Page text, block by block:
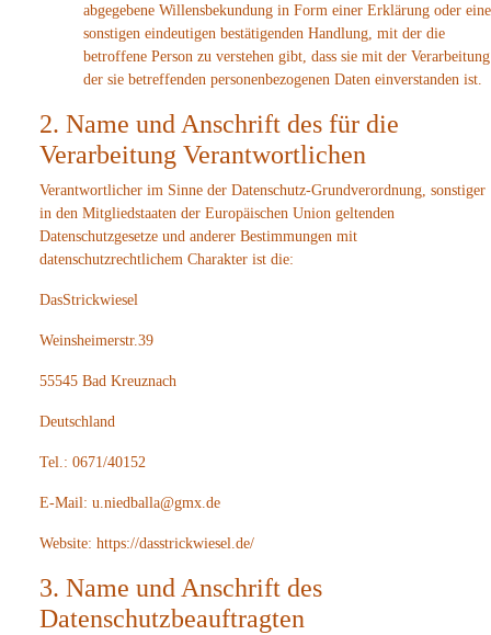
abgegebene Willensbekundung in Form einer Erklärung oder
sonstigen eindeutigen bestätigenden Handlung, mit der die
betroffene Person zu verstehen gibt, dass sie mit der Verarbeitung
der sie betreffenden personenbezogenen Daten einverstanden ist.
2. Name und Anschrift des für die
Verarbeitung Verantwortlichen
Verantwortlicher im Sinne der Datenschutz-Grundverordnung, sonstiger
in den Mitgliedstaaten der Europäischen Union geltenden
Datenschutzgesetze und anderer Bestimmungen mit
datenschutzrechtlichem Charakter ist die:
DasStrickwiesel
Weinsheimerstr.39
55545 Bad Kreuznach
Deutschland
Tel.: 0671/40152
E-Mail: u.niedballa@gmx.de
Website: https://dasstrickwiesel.de/
3. Name und Anschrift des
Datenschutzbeauftragten